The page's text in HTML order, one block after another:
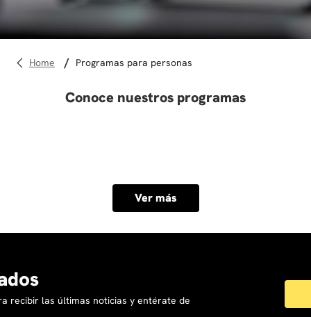
diseño
programas para personas
Conoce nuestros programas
Ver más
recibir las últimas noticias y entérate de